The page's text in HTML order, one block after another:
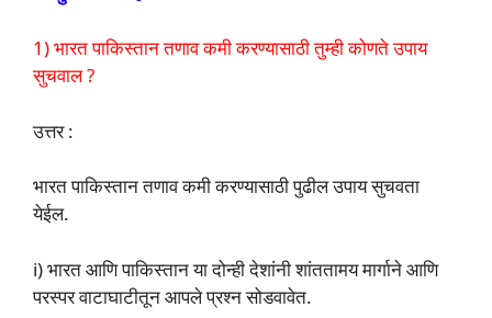
1) भारत पाकिस्तान तणाव कमी करण्यासाठी तुम्ही कोणते उपाय
सुचवाल ?
उत्तर :
भारत पाकिस्तान तणाव कमी करण्यासाठी पुढील उपाय सुचवता
येईल.
i) भारत आणि पाकिस्तान या दोन्ही देशांनी शांततामय मार्गाने आणि
परस्पर वाटाघाटीतून आपले प्रश्न सोडवावेत.